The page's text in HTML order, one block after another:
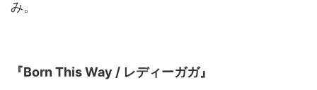
み。
『Born This Way / レディーガガ』